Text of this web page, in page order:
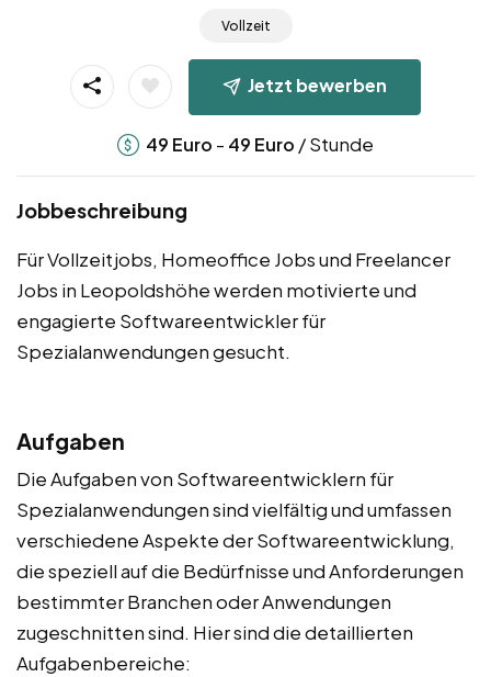
Vollzeit
Jetzt bewerben
49 Euro - 49 Euro / Stunde
Jobbeschreibung
Für Vollzeitjobs, Homeoffice Jobs und Freelancer
Jobs in Leopoldshöhe werden motivierte und
engagierte Softwareentwickler für
Spezialanwendungen gesucht.
Aufgaben
Die Aufgaben von Softwareentwicklern für
Spezialanwendungen sind vielfältig und umfassen
verschiedene Aspekte der Softwareentwicklung,
die speziell auf die Bedürfnisse und Anforderungen
bestimmter Branchen oder Anwendungen
zugeschnitten sind. Hier sind die detaillierten
Aufgabenbereiche: